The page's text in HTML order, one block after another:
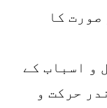
کا
و اسباب کے
حرکت و